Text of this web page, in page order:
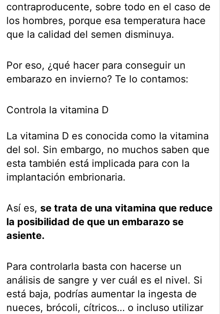
contraproducente, sobre todo en el caso de
los hombres, porque esa temperatura hace
que la calidad del semen disminuya.
Por eso, ¿qué hacer para conseguir un
embarazo en invierno? Te lo contamos:
Controla la vitamina D
La vitamina D es conocida como la vitamina
del sol. Sin embargo, no muchos saben que
esta también está implicada para con la
implantación embrionaria.
Así es, se trata de una vitamina que reduce
la posibilidad de que un embarazo se
asiente.
Para controlarla basta con hacerse un
análisis de sangre y ver cuál es el nivel. Si
está baja, podrías aumentar la ingesta de
nueces, brócoli, cítricos… o incluso utilizar